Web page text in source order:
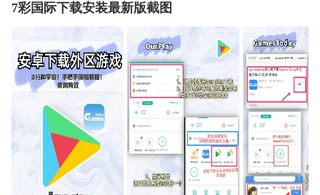
7彩国际下载安装最新版截图